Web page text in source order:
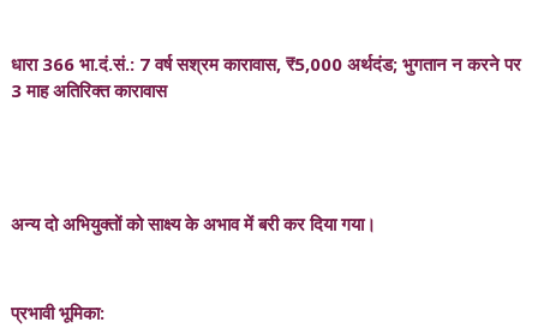
धारा 366 भा.दं.सं.: 7 वर्ष सश्रम कारावास, ₹5,000 अर्थदंड; भुगतान न करने पर
3 माह अतिरिक्त कारावास
अन्य दो अभियुक्तों को साक्ष्य के अभाव में बरी कर दिया गया।
प्रभावी भूमिका: